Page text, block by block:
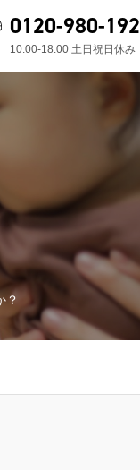
0120-980-192
10:00-18:00 ⼟⽇祝⽇休み
？